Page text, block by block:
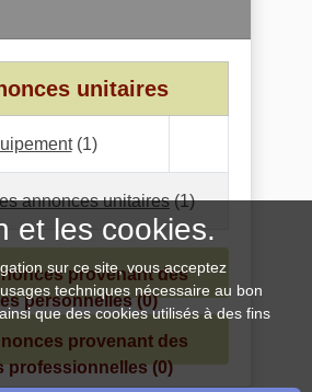
unitaires
(1)
annonces unitaires(1)
provenant des
personnelles (0)
provenant des
professionnelles (0)
et les cookies.
sur ce site, vous acceptez
techniques nécessaire au bon
que des cookies utilisés à des fins